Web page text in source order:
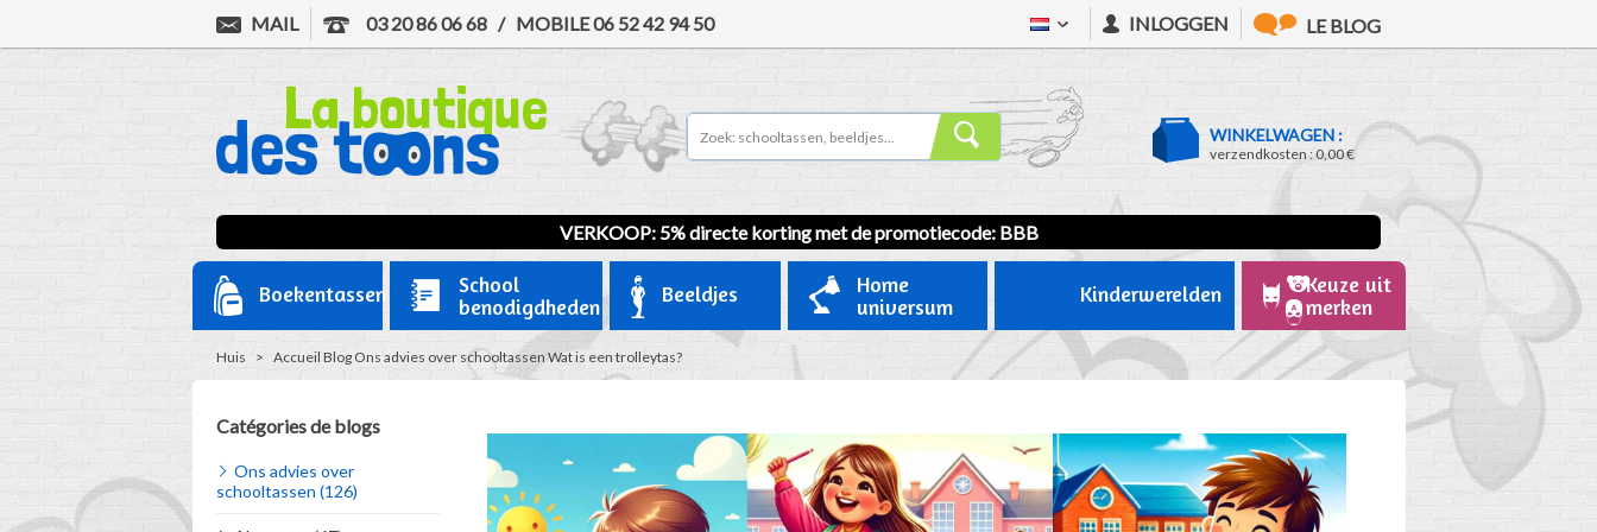
MAIL 03 20 86 06 68 / MOBILE06 52 42 94 50 INLOGGEN LE BLOG
WINKELWAGEN :
verzendkosten :0,00 €
VERKOOP: 5% directe korting met de promotiecode: BBB
Boekentassen
School
benodigdheden
Beeldjes
Home
universum
Kinderwerelden
Keuze uit
merken
Huis > Accueil BlogOns advies over schooltassen Wat is een trolleytas?
Catégories de blogs
Ons advies over
schooltassen (126)